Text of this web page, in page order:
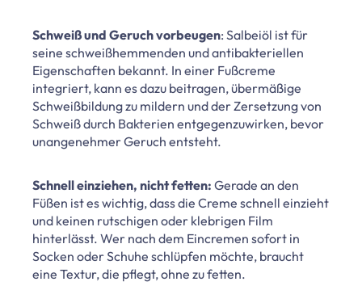
Schweiß und Geruch vorbeugen: Salbeiöl ist für
seine schweißhemmenden und antibakteriellen
Eigenschaften bekannt. In einer Fußcreme
integriert, kann es dazu beitragen, übermäßige
Schweißbildung zu mildern und der Zersetzung von
Schweiß durch Bakterien entgegenzuwirken, bevor
unangenehmer Geruch entsteht.
Schnell einziehen, nicht fetten: Gerade an den
Füßen ist es wichtig, dass die Creme schnell einzieht
und keinen rutschigen oder klebrigen Film
hinterlässt. Wer nach dem Eincremen sofort in
Socken oder Schuhe schlüpfen möchte, braucht
eine Textur, die pflegt, ohne zu fetten.